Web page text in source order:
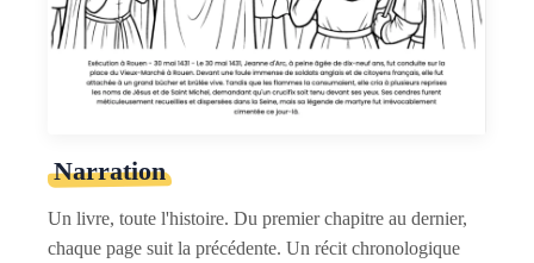
Narration
Un livre, toute l'histoire. Du premier chapitre au dernier,
chaque page suit la précédente. Un récit chronologique